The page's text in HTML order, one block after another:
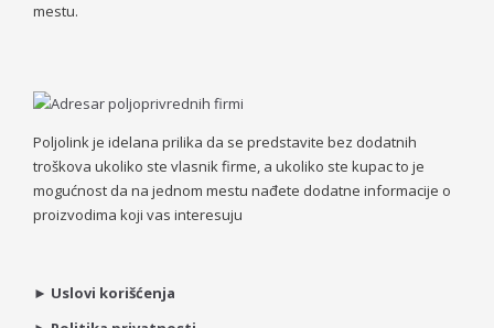
mestu.
Poljolink je idelana prilika da se predstavite bez dodatnih
troškova ukoliko ste vlasnik firme, a ukoliko ste kupac to je
mogućnost da na jednom mestu nađete dodatne informacije o
proizvodima koji vas interesuju
► Uslovi korišćenja